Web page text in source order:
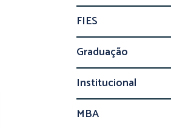
FIES
Graduação
Institucional
MBA